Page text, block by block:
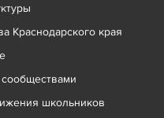
Краснодарского края
школьников